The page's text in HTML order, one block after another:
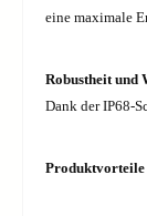
eine maximale
Robustheit und
Dank der IP68-